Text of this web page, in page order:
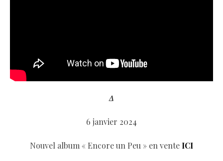
Δ
6 janvier 2024
Nouvel album « Encore un Peu » en vente ICI